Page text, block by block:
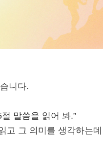
니다.
말씀을 읽어 봐.”
고 그 의미를 생각하는